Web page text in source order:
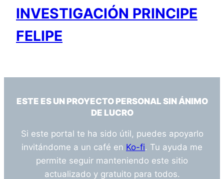
INVESTIGACIÓN PRINCIPE
FELIPE
ESTE ES UN PROYECTO PERSONAL SIN ÁNIMO
DE LUCRO
Si este portal te ha sido útil, puedes apoyarlo
invitándome a un café en Ko-fi. Tu ayuda me
permite seguir manteniendo este sitio
actualizado y gratuito para todos.